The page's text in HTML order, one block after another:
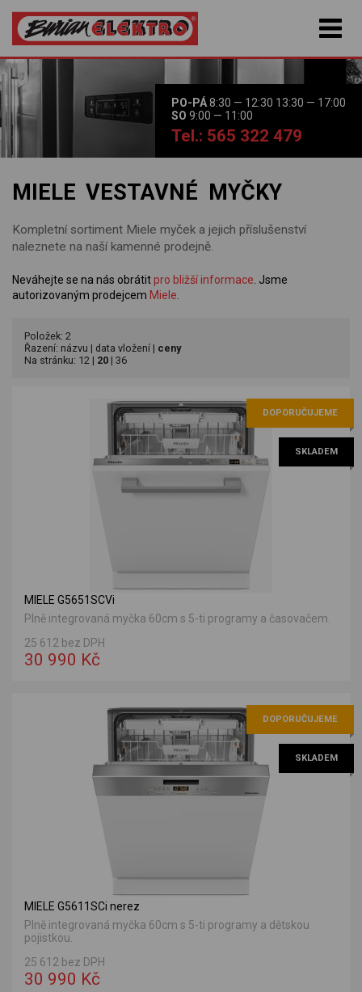
PO-PÁ8:30 — 12:30 13:30 — 17:00
SO 9:00 — 11:00
Tel.: 565 322 479
MIELE VESTAVNÉ MYČKY
Kompletní sortiment Miele myček a jejich příslušenství
naleznete na naší kamenné prodejně.
Neváhejte se na nás obrátitpro bližší informace . Jsme
autorizovaným prodejcem Miele
Položek: 2
Řazení: názvu | data vložení | ceny
Na stránku: 12 | 20 | 36
DOPORUČUJEME
SKLADEM
MIELE G5651SCVi
Plně integrovaná myčka 60cm s 5-ti programy a časovačem.
25 612 bez DPH
30 990 Kč
DOPORUČUJEME
SKLADEM
MIELE G5611SCi nerez
Plně integrovaná myčka 60cm s 5-ti programy a dětskou
pojistkou.
25 612 bez DPH
30 990 Kč